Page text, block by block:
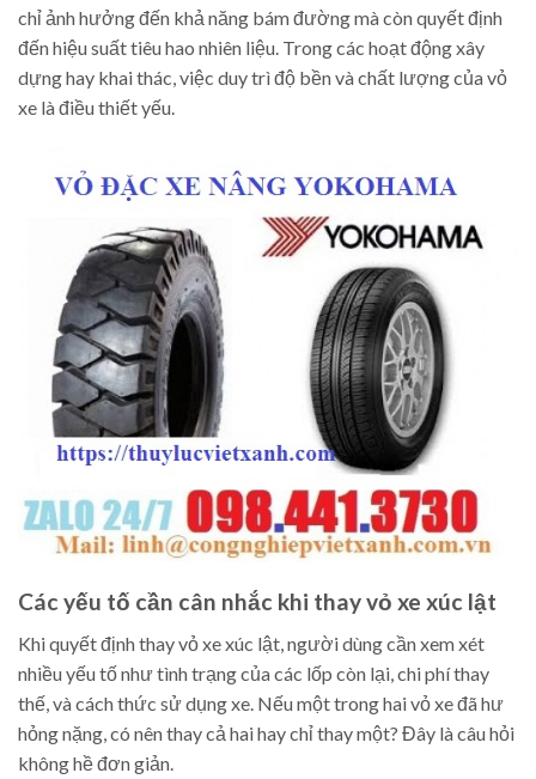
chỉ ảnh hưởng đến khả năng bám đường mà còn quyết định
đến hiệu suất tiêu hao nhiên liệu. Trong các hoạt động xây
dựng hay khai thác, việc duy trì độ bền và chất lượng của vỏ
xe là điều thiết yếu.
Các yếu tố cần cân nhắc khi thay vỏ xe xúc lật
Khi quyết định thay vỏ xe xúc lật, người dùng cần xem xét
nhiều yếu tố như tình trạng của các lốp còn lại, chi phí thay
thế, và cách thức sử dụng xe. Nếu một trong hai vỏ xe đã hư
hỏng nặng, có nên thay cả hai hay chỉ thay một? Đây là câu hỏi
không hề đơn giản.